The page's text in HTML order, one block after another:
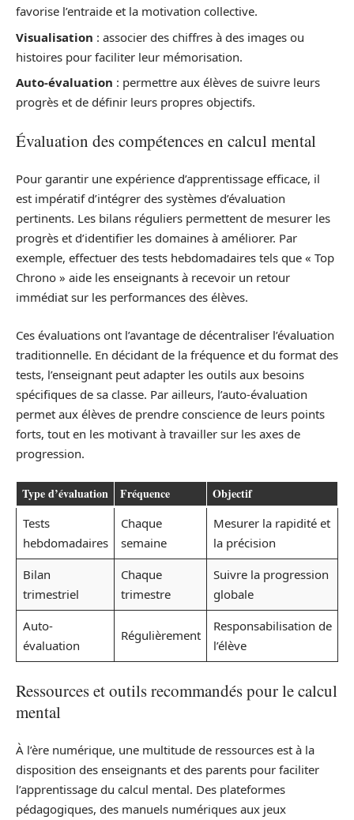
favorise l’entraide et la motivation collective.
Visualisation : associer des chiffres à des images ou
histoires pour faciliter leur mémorisation.
Auto-évaluation : permettre aux élèves de suivre leurs
progrès et de définir leurs propres objectifs.
Évaluation des compétences en calcul mental
Pour garantir une expérience d’apprentissage efficace, il
est impératif d’intégrer des systèmes d’évaluation
pertinents. Les bilans réguliers permettent de mesurer les
progrès et d’identifier les domaines à améliorer. Par
exemple, effectuer des tests hebdomadaires tels que « Top
Chrono » aide les enseignants à recevoir un retour
immédiat sur les performances des élèves.
Ces évaluations ont l’avantage de décentraliser l’évaluation
traditionnelle. En décidant de la fréquence et du format des
tests, l’enseignant peut adapter les outils aux besoins
spécifiques de sa classe. Par ailleurs, l’auto-évaluation
permet aux élèves de prendre conscience de leurs points
forts, tout en les motivant à travailler sur les axes de
progression.
Type d’évaluation Fréquence Objectif
Tests
hebdomadaires
Chaque
semaine
Mesurer la rapidité et
la précision
Bilan
trimestriel
Chaque
trimestre
Suivre la progression
globale
Auto-
évaluation
Régulièrement
Responsabilisation de
l’élève
Ressources et outils recommandés pour le calcul
mental
À l’ère numérique, une multitude de ressources est à la
disposition des enseignants et des parents pour faciliter
l’apprentissage du calcul mental. Des plateformes
pédagogiques, des manuels numériques aux jeux